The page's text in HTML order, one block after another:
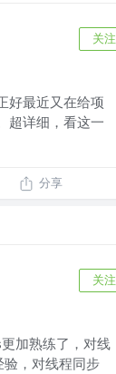
关注
好最近又在给项
超详细，看这一
分享
关注
加熟练了，对线
，对线程同步